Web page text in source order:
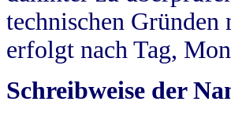
technischen
erfolgt nach Tag,
Schreibweise der